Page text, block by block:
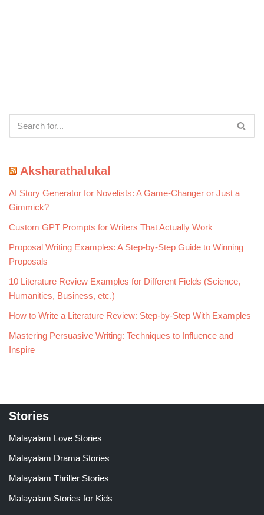
Aksharathalukal
AI Story Generator for Novelists: A Game-Changer or Just a
Gimmick?
Custom GPT Prompts for Writers That Actually Work
Proposal Writing Examples: A Step-by-Step Guide to Winning
Proposals
10 Literature Review Examples for Different Fields (Science,
Humanities, Business, etc.)
How to Write a Literature Review: Step-by-Step With Examples
Mastering Persuasive Writing: Techniques to Influence and
Inspire
Stories
Malayalam Love Stories
Malayalam Drama Stories
Malayalam Thriller Stories
Malayalam Stories for Kids